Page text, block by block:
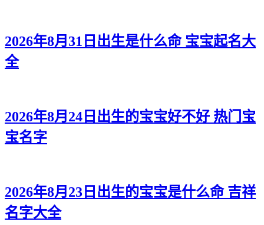
2026年8月31日出生是什么命 宝宝起名大
全
2026年8月24日出生的宝宝好不好 热门宝
宝名字
2026年8月23日出生的宝宝是什么命 吉祥
名字大全